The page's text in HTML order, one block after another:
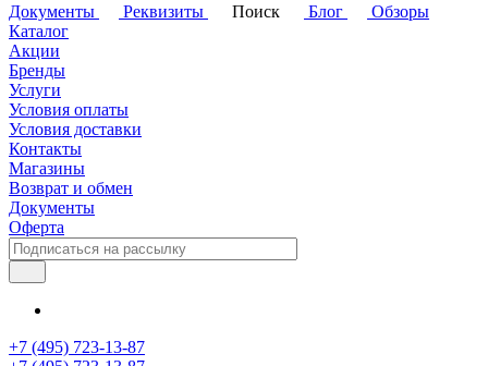
Документы
Реквизиты Поиск Блог
Обзоры
Каталог
Акции
Бренды
Услуги
Условия оплаты
Условия доставки
Контакты
Магазины
Возврат и обмен
Документы
Оферта
+7 (495) 723-13-87